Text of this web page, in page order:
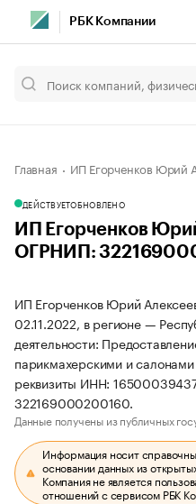
РБК Компании
Главная ИП Егорченков Юрий
ДЕЙСТВУЕТОБНОВЛЕНО
ИП Егорченков
ОГРНИП:
ИП Егорченков Юрий
02.11.2022, в регионе —
деятельности:
парикмахерскими и
реквизиты ИНН:
322169000200160.
Данные получены из публичных
Информация носит
основании данных из
Компания не является
отношений с сервисом РБК